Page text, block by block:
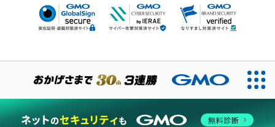
当ウェブサイトでは、サービスの提供および品質向上とトラフィッ
同意する
Cookieポリシー 無料診断